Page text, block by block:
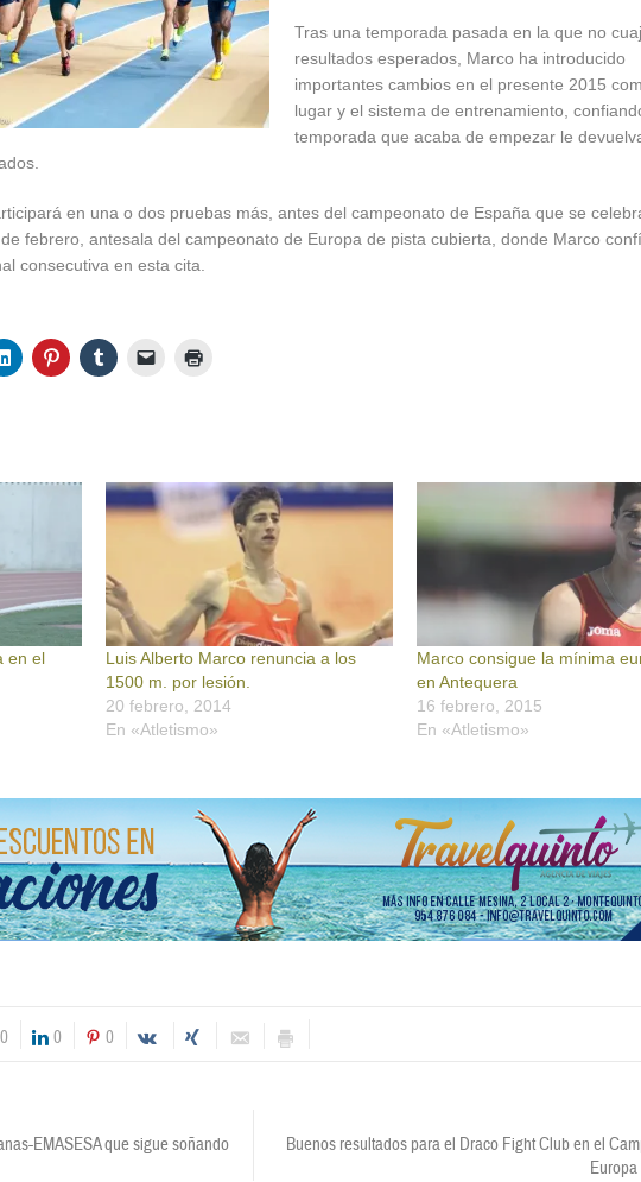
Tras una temporada pasada en la que no
resultados esperados, Marco ha introducido
importantes cambios en el presente 2015
lugar y el sistema de entrenamiento,
temporada que acaba de empezar le
en una o dos pruebas más, antes del campeonato de España que se
febrero, antesala del campeonato de Europa de pista cubierta, donde Marco
consecutiva en esta cita.
en el
Luis Alberto Marco renuncia a los
1500 m. por lesión.
20 febrero, 2014
En «Atletismo»
Marco consigue la mínima
en Antequera
16 febrero, 2015
En «Atletismo»
0 0 0
EMASESA que sigue soñando
Buenos resultados para el Draco Fight Club en el